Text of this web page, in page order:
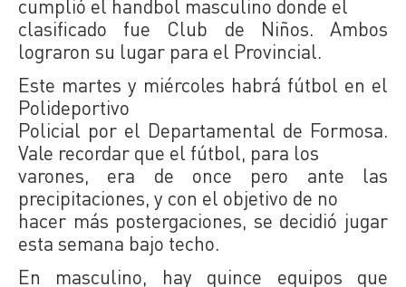
cumplió el handbol masculino donde el
clasificado fue Club de Niños. Ambos
lograron su lugar para el Provincial.
Este martes y miércoles habrá fútbol en el
Polideportivo
Policial por el Departamental de Formosa.
Vale recordar que el fútbol, para los
varones, era de once pero ante las
precipitaciones, y con el objetivo de no
hacer más postergaciones, se decidió jugar
esta semana bajo techo.
En masculino, hay quince equipos que